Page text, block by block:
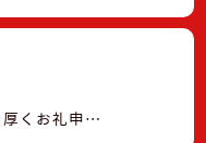
ムページの
。 いた
令和8年6月6
。 お客
令和8
なりま
くお礼申し